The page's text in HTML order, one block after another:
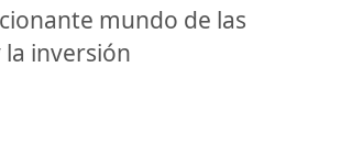
mundo de las
inversión